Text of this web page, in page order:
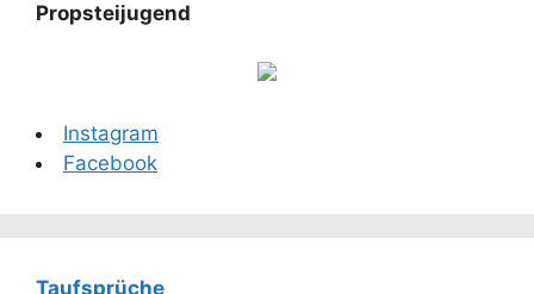
Propsteijugend
Instagram
Facebook
Taufsprüche